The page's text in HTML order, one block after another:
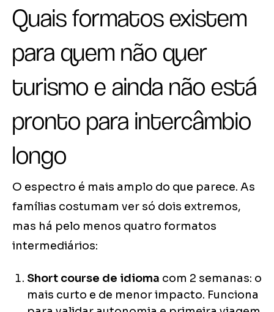
Quais formatos existem
para quem não quer
turismo e ainda não está
pronto para intercâmbio
longo
O espectro é mais amplo do que parece. As
famílias costumam ver só dois extremos,
mas há pelo menos quatro formatos
intermediários:
Short course de idioma com 2 semanas: o
mais curto e de menor impacto. Funciona